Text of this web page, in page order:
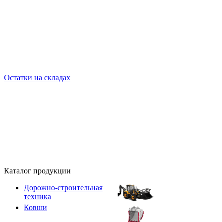
Остатки на складах
Каталог продукции
Дорожно-строительная
техника
Ковши